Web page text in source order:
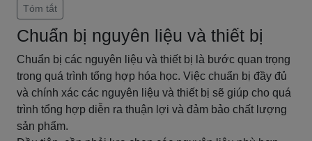
Tóm tắt
Chuẩn bị nguyên liệu và thiết bị
Chuẩn bị các nguyên liệu và thiết bị là bước quan trọng
trong quá trình tổng hợp hóa học. Việc chuẩn bị đầy đủ
và chính xác các nguyên liệu và thiết bị sẽ giúp cho quá
trình tổng hợp diễn ra thuận lợi và đảm bảo chất lượng
sản phẩm.